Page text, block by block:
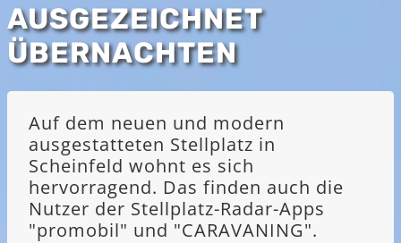
AUSGEZEICHNET
ÜBERNACHTEN
Auf dem neuen und modern
ausgestatteten Stellplatz in
Scheinfeld wohnt es sich
hervorragend. Das finden auch die
Nutzer der Stellplatz-Radar-Apps
"promobil" und "CARAVANING".